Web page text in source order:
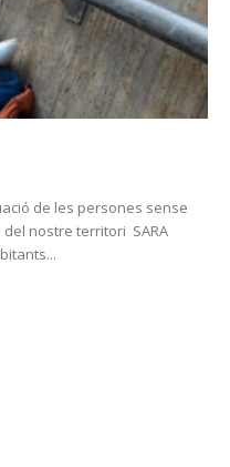
de les persones sense
nostre territori SARA